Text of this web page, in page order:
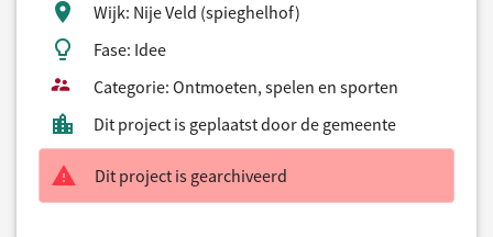
Wijk: Nije Veld (spieghelhof)
Fase: Idee
Categorie: Ontmoeten, spelen en sporten
Dit project is geplaatst door de gemeente
Dit project is gearchiveerd